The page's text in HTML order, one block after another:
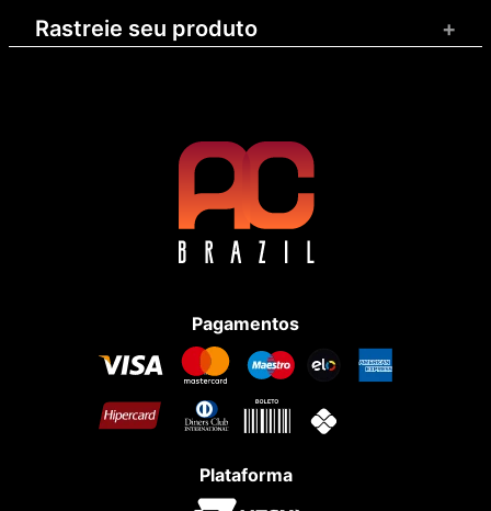
Rastreie seu produto +
Pagamentos
Plataforma